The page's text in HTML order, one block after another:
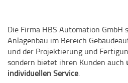
Die Firma HBS Automation
Anlagenbau im Bereich
und der Projektierung und
sondern bietet ihren Kunden auch
individuellen Service.